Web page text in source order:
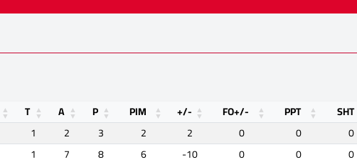
T A P PIM +/- FO+/- PPT SHT
1 2 3 2 2 0 0 0
1 7 8 6 -10 0 0 0